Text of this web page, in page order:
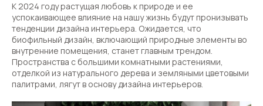
К 2024 году растущая любовь к природе и ее
успокаивающее влияние на нашу жизнь будут пронизывать
тенденции дизайна интерьера. Ожидается, что
биофильный дизайн, включающий природные элементы во
внутренние помещения, станет главным трендом.
Пространства с большими комнатными растениями,
отделкой из натурального дерева и земляными цветовыми
палитрами, лягут в основу дизайна интерьеров.